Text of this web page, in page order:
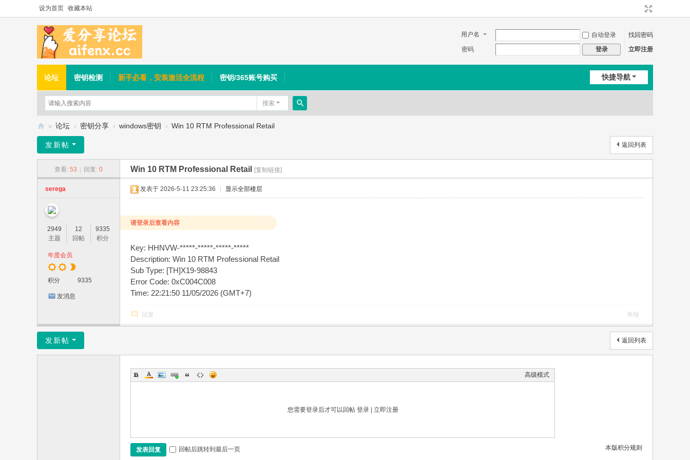
设为首页 收藏本站
用户名 自动登录
找回密码
密码
登录 立即注册
快捷导航
论坛 密钥检测 新手必看，安装激活全流程 密钥/365账号购买
搜索
搜
分
坛
» 论坛 › 密钥分享 › windows密钥 › Win 10 RTM Professional Retail
返回列表
发新帖
查看: 53 回复: 0 Win 10 RTM Professional Retail [复制链接]
serega
2949
主题
12
回帖
9335
积分
年度会员
积分 9335
发消息
发表于 2026-5-11 23:25:36 显示全部楼层
请登录后查看内容
Key: HHNVW-*****-*****-*****-*****
Description: Win 10 RTM Professional Retail
Sub Type: [TH]X19-98843
Error Code: 0xC004C008
Time: 22:21:50 11/05/2026 (GMT+7)
回复 举报
返回列表
发新帖
高级模式
您需要登录后才可以回帖 登录| 立即注册
本版积分规则
发表回复 回帖后跳转到最后一页